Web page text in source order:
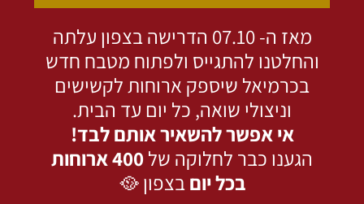
מאז ה- 07.10 הדרישה בצפון עלתה
והחלטנו להתגייס ולפתוח מטבח חדש
בכרמיאל שיספק ארוחות לקשישים
וניצולי שואה, כל יום עד הבית.
אי אפשר להשאיר אותם לבד!
הגענו כבר לחלוקה של
400 ארוחות
בכל יוםבצפון 🥘